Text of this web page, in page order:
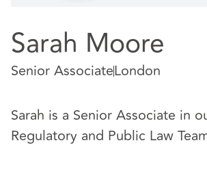
Sarah Moore
Senior AssociateLondon
Sarah is a Senior Associate in
Regulatory and Public Law